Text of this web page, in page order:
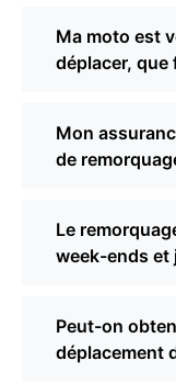
Ma moto est
déplacer, que
Mon
de
Le
week-ends et
Peut-on
déplacement